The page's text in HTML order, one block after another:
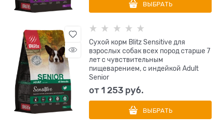
ВЫБРАТЬ
Сухой корм Blitz Sensitive для
взрослых собак всех пород старше 7
лет с чувствительным
пищеварением, с индейкой Adult
Senior
от1 253 руб.
ВЫБРАТЬ